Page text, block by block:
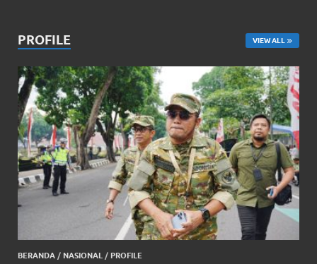
PROFILE VIEW ALL
BERANDA / NASIONAL / PROFILE